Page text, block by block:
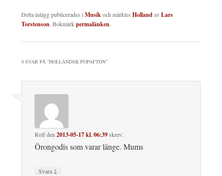
Detta inlägg publicerades iMusikoch märktes HollandavLars
Torstenson. Bokmärkpermalänken.
4 SVAR PÅ ”HOLLÄNDSK POPAFTON”
Rolfden2013-05-17 kl. 06:39skrev:
Örongodis som varar länge. Mums
Svara ↓